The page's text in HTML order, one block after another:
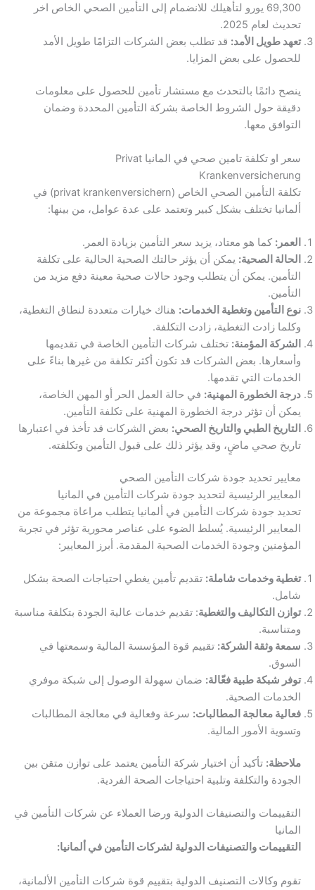
69,300 يورو لتأهيلك للانضمام إلى التأمين الصحي الخاص اخر
تحديث لعام 2025.
تعهد طويل الأمد: قد تطلب بعض الشركات التزامًا طويل الأمد
للحصول على بعض المزايا.
ينصح دائمًا بالتحدث مع مستشار تأمين للحصول على معلومات
دقيقة حول الشروط الخاصة بشركة التأمين المحددة وضمان
التوافق معها.
سعر او تكلفة تامين صحي في المانيا Privat
Krankenversicherung
تكلفة التأمين الصحي الخاص (privat krankenversichern) في
ألمانيا تختلف بشكل كبير وتعتمد على عدة عوامل، من بينها:
العمر: كما هو معتاد، يزيد سعر التأمين بزيادة العمر.
الحالة الصحية: يمكن أن يؤثر حالتك الصحية الحالية على تكلفة
التأمين. يمكن أن يتطلب وجود حالات صحية معينة دفع مزيد من
التأمين.
نوع التأمين وتغطية الخدمات: هناك خيارات متعددة لنطاق التغطية،
وكلما زادت التغطية، زادت التكلفة.
الشركة المؤمنة: تختلف شركات التأمين الخاصة في تقديمها
وأسعارها. بعض الشركات قد تكون أكثر تكلفة من غيرها بناءً على
الخدمات التي تقدمها.
درجة الخطورة المهنية: في حالة العمل الحر أو المهن الخاصة،
يمكن أن تؤثر درجة الخطورة المهنية على تكلفة التأمين.
التاريخ الطبي والتاريخ الصحي: بعض الشركات قد تأخذ في اعتبارها
تاريخ صحي ماضٍ، وقد يؤثر ذلك على قبول التأمين وتكلفته.
معايير تحديد جودة شركات التأمين الصحي
المعايير الرئيسية لتحديد جودة شركات التأمين في المانيا
تحديد جودة شركات التأمين في ألمانيا يتطلب مراعاة مجموعة من
المعايير الرئيسية. يُسلط الضوء على عناصر محورية تؤثر في تجربة
المؤمنين وجودة الخدمات الصحية المقدمة. أبرز المعايير:
تغطية وخدمات شاملة: تقديم تأمين يغطي احتياجات الصحة بشكل
شامل.
توازن التكاليف والتغطية: تقديم خدمات عالية الجودة بتكلفة مناسبة
ومتناسبة.
سمعة وثقة الشركة: تقييم قوة المؤسسة المالية وسمعتها في
السوق.
توفر شبكة طبية فعّالة: ضمان سهولة الوصول إلى شبكة موفري
الخدمات الصحية.
فعالية معالجة المطالبات: سرعة وفعالية في معالجة المطالبات
وتسوية الأمور المالية.
ملاحظة: تأكيد أن اختيار شركة التأمين يعتمد على توازن متقن بين
الجودة والتكلفة وتلبية احتياجات الصحة الفردية.
التقييمات والتصنيفات الدولية ورضا العملاء عن شركات التأمين في
المانيا
التقييمات والتصنيفات الدولية لشركات التأمين في ألمانيا:
تقوم وكالات التصنيف الدولية بتقييم قوة شركات التأمين الألمانية،